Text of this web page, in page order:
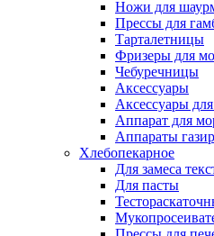
Ножи для
Прессы для
Тарталетницы
Фризеры для
Чебуречницы
Аксессуары
Аксессуары
Аппарат для
Аппараты
Хлебопекарное
Для замеса
Для пасты